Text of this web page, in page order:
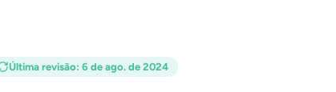
Última revisão: 6 de ago. de 2024